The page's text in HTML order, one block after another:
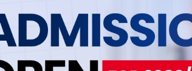
भएको पनि गाईघाट—दिक्तेल सडक कार्यालय
अधिकारीले २०५१ सालमा
कार्य शुरु भएको थियो ।